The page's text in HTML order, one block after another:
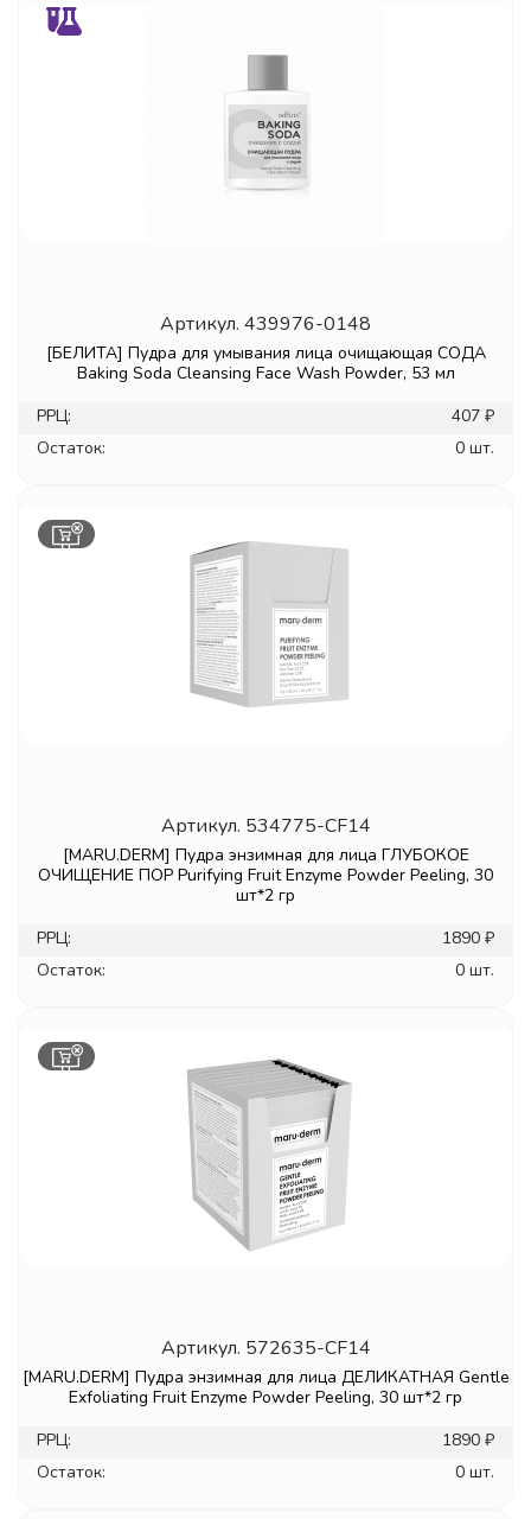
Артикул. 439976-0148
[БЕЛИТА] Пудра для умывания лица очищающая СОДА
Baking Soda Cleansing Face Wash Powder, 53 мл
РРЦ:
407 ₽
Остаток:
0 шт.
Артикул. 534775-CF14
[MARU.DERM] Пудра энзимная для лица ГЛУБОКОЕ
ОЧИЩЕНИЕ ПОР Purifying Fruit Enzyme Powder Peeling, 30
шт*2 гр
РРЦ:
1890 ₽
Остаток:
0 шт.
Артикул. 572635-CF14
[MARU.DERM] Пудра энзимная для лица ДЕЛИКАТНАЯ Gentle
Exfoliating Fruit Enzyme Powder Peeling, 30 шт*2 гр
РРЦ:
1890 ₽
Остаток:
0 шт.